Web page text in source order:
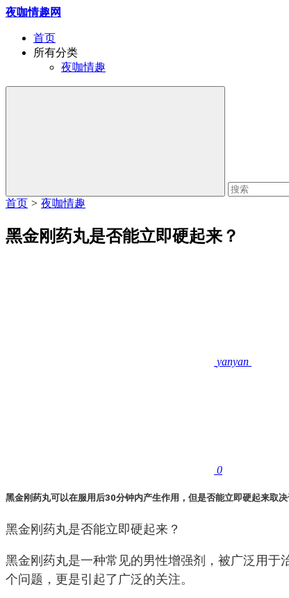
夜咖情趣网
首页
所有分类
夜咖情趣
首页 > 夜咖情趣
黑金刚药丸是否能立即硬起来？
yanyan
0
黑金刚药丸可以在服用后30分钟内产生作用，但是否能立即硬起来取
黑金刚药丸是否能立即硬起来？
黑金刚药丸是一种常见的男性增强剂，被广泛用于
个问题，更是引起了广泛的关注。